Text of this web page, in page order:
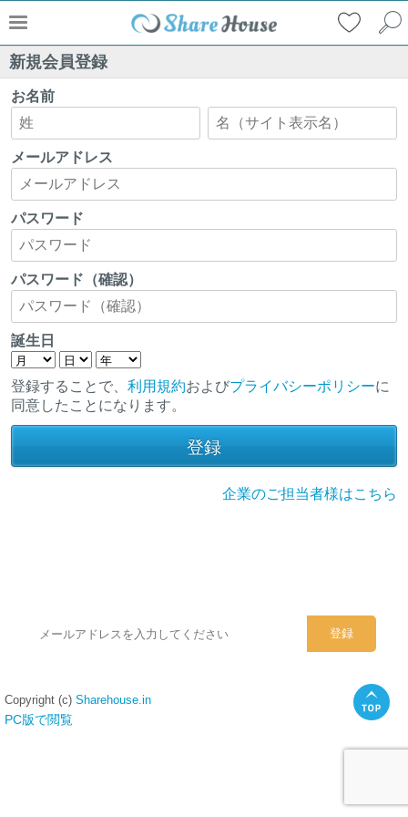
新規会員登録
お名前
メールアドレス
パスワード
パスワード（確認）
誕生日
登録することで、 利用規約およびプライバシーポリシーに
同意したことになります。
企業のご担当者様はこちら
Copyright (c) Sharehouse.in
PC版で閲覧